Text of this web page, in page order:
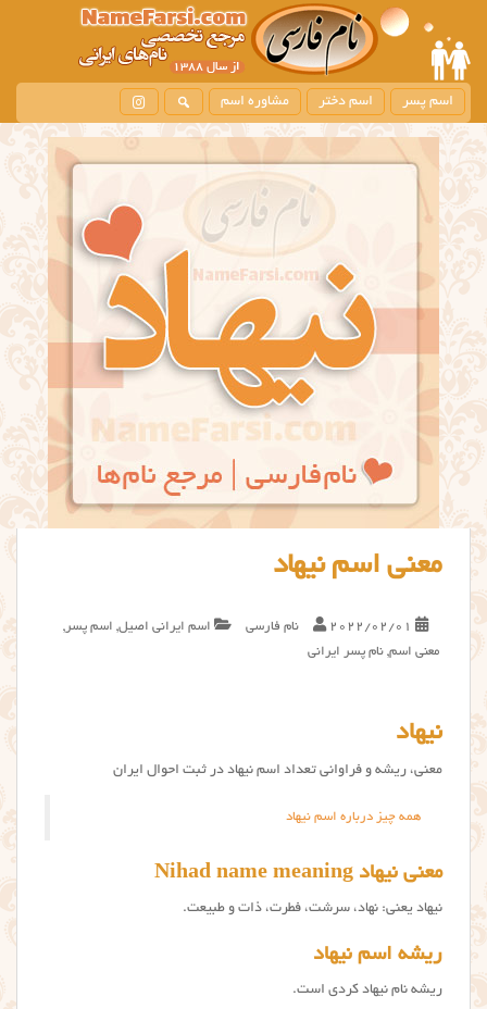
m
i
c
n
t
اسم پسر اسم دختر مشاوره اسم
معنی اسم نیهاد
2022/02/01 نام فارسی اسم ایرانی اصیل, اسم پسر ,
معنی اسم, نام پسر ایرانی
نیهاد
معنی، ریشه و فراوانی تعداد اسم نیهاد در ثبت احوال ایران
همه چیز درباره اسم نیهاد
معنی نیهاد Nihad name meaning
نیهاد یعنی: نهاد، سرشت، فطرت، ذات و طبیعت.
ریشه اسم نیهاد
ریشه نام نیهاد کردی است.